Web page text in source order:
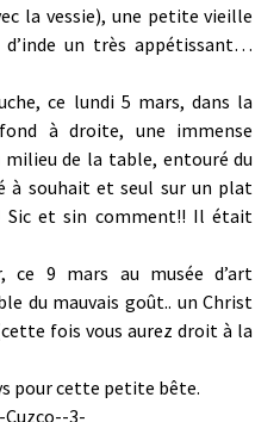
la vessie), une petite vieille
d’inde un très appétissant…
ce lundi 5 mars, dans la
à droite, une immense
milieu de la table, entouré du
à souhait et seul sur un plat
Sic et sin comment!! Il était
ce 9 mars au musée d’art
du mauvais goût.. un Christ
fois vous aurez droit à la
pour cette petite bête.